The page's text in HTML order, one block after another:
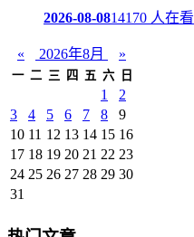
2026-08-0814170 人在看
« 2026年8月 »
一 二 三 四 五 六 日
1
2
3
4 5 6 7 8
9
10 11 12 13 14 15 16
17 18 19 20 21 22 23
24 25 26 27 28 29 30
31